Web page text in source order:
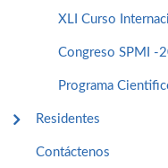
XLI Curso
Congreso SPMI -
Programa
Residentes
Contáctenos